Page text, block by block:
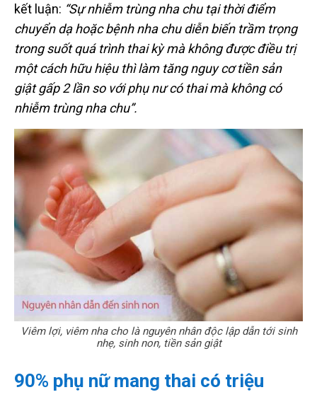
kết luận: “Sự nhiễm trùng nha chu tại thời điểm
chuyển dạ hoặc bệnh nha chu diễn biến trầm trọng
trong suốt quá trình thai kỳ mà không được điều trị
một cách hữu hiệu thì làm tăng nguy cơ tiền sản
giật gấp 2 lần so với phụ nư có thai mà không có
nhiễm trùng nha chu”.
Viêm lợi, viêm nha cho là nguyên nhân độc lập dẫn tới sinh
nhẹ, sinh non, tiền sản giật
90% phụ nữ mang thai có triệu